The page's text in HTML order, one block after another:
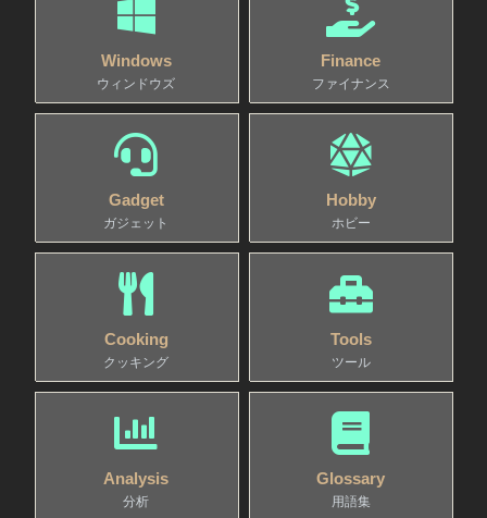
Windows
ウィンドウズ
Finance
ファイナンス
Gadget
ガジェット
Hobby
ホビー
Cooking
クッキング
Tools
ツール
Analysis
分析
Glossary
用語集